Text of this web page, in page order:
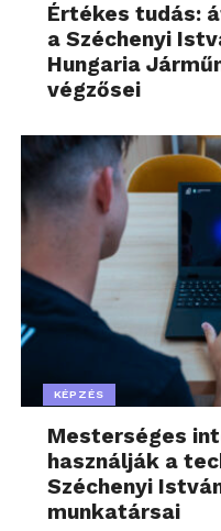
Értékes tudás:
a Széchenyi
Hungaria
végzősei
KÉPZÉS
Mesterséges
használják a
Széchenyi
munkatársai